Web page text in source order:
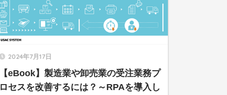
2024年7月17日
【eBook】製造業や卸売業の受注業務プ
ロセスを改善するには？～RPAを導入し